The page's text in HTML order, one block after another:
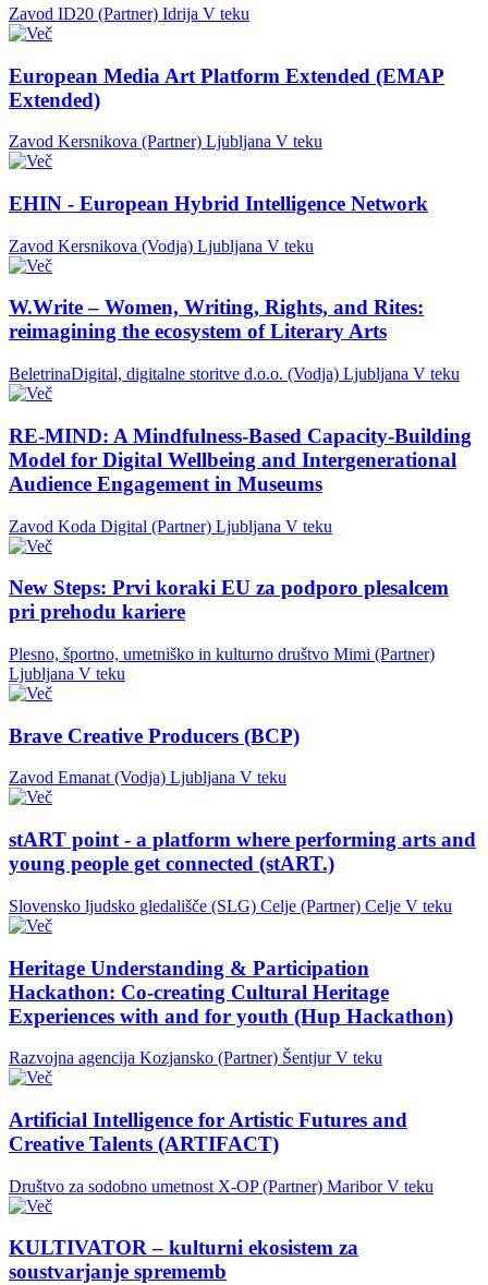
Zavod ID20 (Partner) Idrija V teku
European Media Art Platform Extended (EMAP
Extended)
Zavod Kersnikova (Partner) Ljubljana V teku
EHIN - European Hybrid Intelligence Network
Zavod Kersnikova (Vodja) Ljubljana V teku
W.Write – Women, Writing, Rights, and Rites:
reimagining the ecosystem of Literary Arts
BeletrinaDigital, digitalne storitve d.o.o. (Vodja) Ljubljana V teku
RE-MIND: A Mindfulness-Based Capacity-Building
Model for Digital Wellbeing and Intergenerational
Audience Engagement in Museums
Zavod Koda Digital (Partner) Ljubljana V teku
New Steps: Prvi koraki EU za podporo plesalcem
pri prehodu kariere
Plesno, športno, umetniško in kulturno društvo Mimi (Partner)
Ljubljana V teku
Brave Creative Producers (BCP)
Zavod Emanat (Vodja) Ljubljana V teku
stART point - a platform where performing arts and
young people get connected (stART.)
Slovensko ljudsko gledališče (SLG) Celje (Partner) Celje V teku
Heritage Understanding & Participation
Hackathon: Co-creating Cultural Heritage
Experiences with and for youth (Hup Hackathon)
Razvojna agencija Kozjansko (Partner) Šentjur V teku
Artificial Intelligence for Artistic Futures and
Creative Talents (ARTIFACT)
Društvo za sodobno umetnost X-OP (Partner) Maribor V teku
KULTIVATOR – kulturni ekosistem za
soustvarjanje sprememb